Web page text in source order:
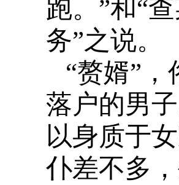
跑。”和“
务”之说。
“赘婿”
落户的男
以身质于
仆差不多